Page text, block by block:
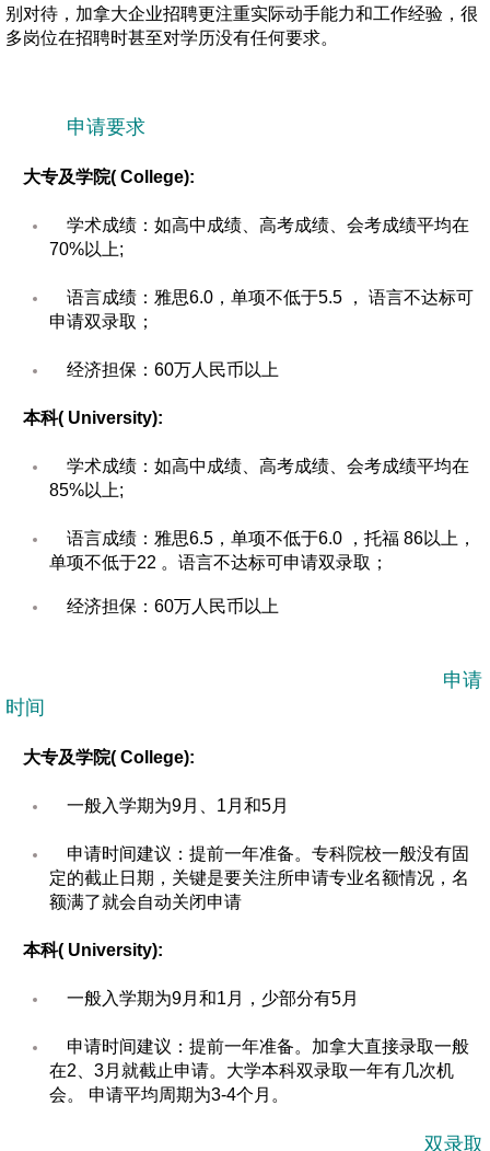
别对待，加拿大企业招聘更注重实际动手能力和工作经验，很
多岗位在招聘时甚至对学历没有任何要求。
申请要求
大专及学院( College):
学术成绩：如高中成绩、高考成绩、会考成绩平均在
70%以上;
语言成绩：雅思6.0，单项不低于5.5 ， 语言不达标可
申请双录取；
经济担保：60万人民币以上
本科( University):
学术成绩：如高中成绩、高考成绩、会考成绩平均在
85%以上;
语言成绩：雅思6.5，单项不低于6.0 ，托福 86以上，
单项不低于22 。语言不达标可申请双录取；
经济担保：60万人民币以上
申请
时间
大专及学院( College):
一般入学期为9月、1月和5月
申请时间建议：提前一年准备。专科院校一般没有固
定的截止日期，关键是要关注所申请专业名额情况，名
额满了就会自动关闭申请
本科( University):
一般入学期为9月和1月，少部分有5月
申请时间建议：提前一年准备。加拿大直接录取一般
在2、3月就截止申请。大学本科双录取一年有几次机
会。 申请平均周期为3-4个月。
双录取